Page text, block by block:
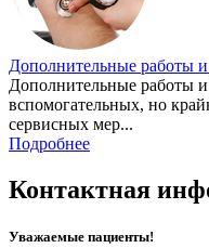
Дополнительные работы и
Дополнительные работы
вспомогательных, но
сервисных мер...
Подробнее
Контактная
Уважаемые пациенты!